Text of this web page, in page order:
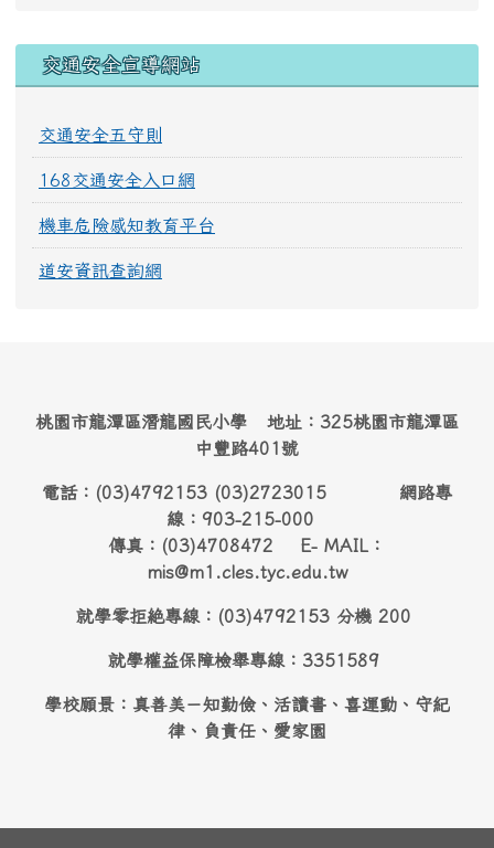
交通安全宣導網站
交通安全五守則
168交通安全入口網
機車危險感知教育平台
道安資訊查詢網
桃園市龍潭區潛龍國民小學 地址：325桃園市龍潭區
中豐路401號
電話：(03)4792153 (03)2723015 網路專
線：903-215-000
傳真：(03)4708472 E- MAIL：
mis@m1.cles.tyc.edu.tw
就學零拒絶專線：(03)4792153 分機 200
就學權益保障檢舉專線：3351589
學校願景：真善美－知勤儉、活讀書、喜運動、守紀
律、負責任、愛家園